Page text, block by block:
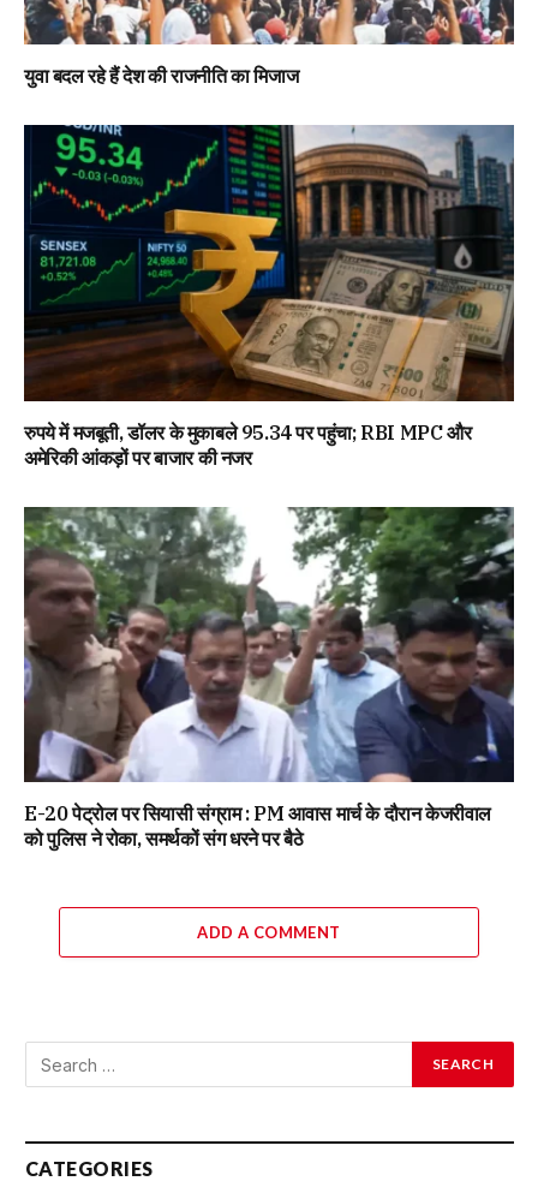
युवा बदल रहे हैं देश की राजनीति का मिजाज
रुपये में मजबूती, डॉलर के मुकाबले 95.34 पर पहुंचा; RBI MPC और
अमेरिकी आंकड़ों पर बाजार की नजर
E-20 पेट्रोल पर सियासी संग्राम : PM आवास मार्च के दौरान केजरीवाल
को पुलिस ने रोका, समर्थकों संग धरने पर बैठे
ADD A COMMENT
CATEGORIES